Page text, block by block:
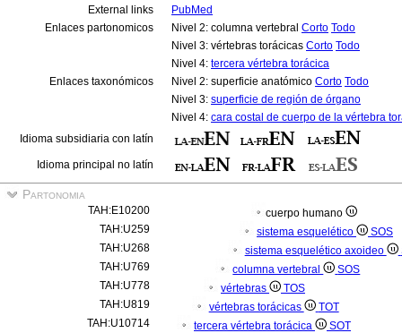
External links
PubMed
Enlaces partonomicos
Nivel 2: columna vertebral Corto Todo
Nivel 3: vértebras torácicas Corto Todo
Nivel 4: tercera vértebra torácica
Enlaces taxonómicos
Nivel 2: superficie anatómico Corto Todo
Nivel 3: superficie de región de órgano
Nivel 4: cara costal de cuerpo de la vértebra
Idioma subsidiaria con latín
Idioma principal no latín
Partonomia
TAH:E10200
cuerpo humano
TAH:U259
sistema esquelético
SOS
TAH:U268
sistema esquelético axoideo
TAH:U769
columna vertebral
SOS
TAH:U778
vértebras
TOS
TAH:U819
vértebras torácicas
TOT
TAH:U10714
tercera vértebra torácica
SOT